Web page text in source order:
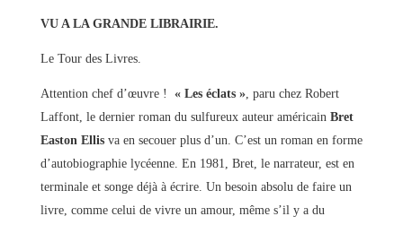
VU A LA GRANDE LIBRAIRIE.
Le Tour des Livres.
Attention chef d’œuvre ! « Les éclats », paru chez Robert
Laffont, le dernier roman du sulfureux auteur américain Bret
Easton Ellisva en secouer plus d’un. C’est un roman en forme
d’autobiographie lycéenne. En 1981, Bret, le narrateur, est en
terminale et songe déjà à écrire. Un besoin absolu de faire un
livre, comme celui de vivre un amour, même s’il y a du